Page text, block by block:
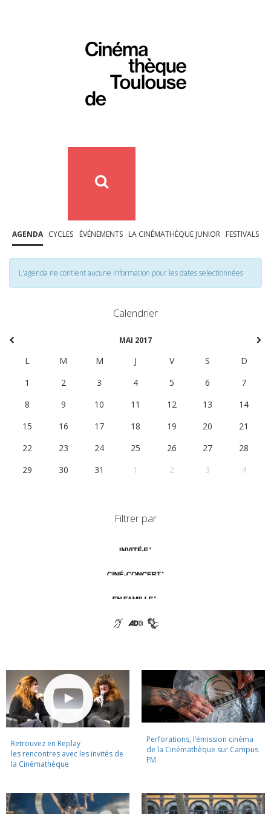
AGENDA CYCLES ÉVÉNEMENTS LA CINÉMATHÈQUE JUNIOR FESTIVALS
L'agenda ne contient aucune information pour les dates selectionnées
Calendrier
MAI 2017
L M M J V S
D
1
2 3 4 5 6
7
8
9 10 11 12 13
14
15
16 17 18 19 20
21
22
23 24 25 26 27
28
29
30 31 1 2 3 4
Filtrer par
Retrouvez en Replay
les rencontres avec les invités de
la Cinémathèque
Perforations, l’émission cinéma
de la Cinémathèque sur Campus
FM